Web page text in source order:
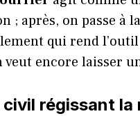
; après, on passe à
qui rend
veut encore laisser
régissant la